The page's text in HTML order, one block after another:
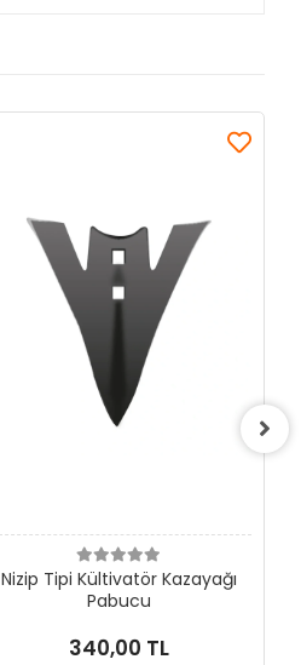
Nizip Tipi Kültivatör Kazayağı
Pabucu
340,00 TL